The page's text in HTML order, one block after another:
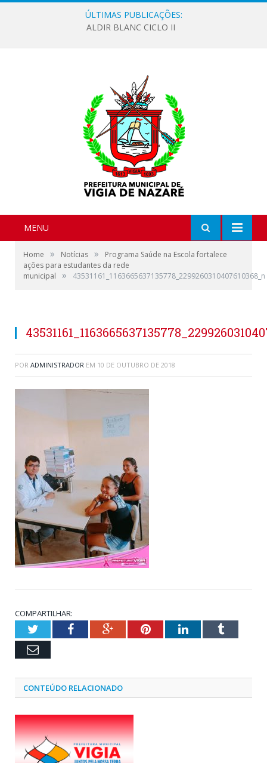
ÚLTIMAS PUBLICAÇÕES:
ALDIR BLANC CICLO II
MENU
Home » Notícias »
Programa Saúde na Escola fortalece
ações para estudantes da rede
municipal
» 43531161_1163665637135778_2299260310407610368_n
POR ADMINISTRADOR EM 10 DE OUTUBRO DE 2018
COMPARTILHAR:
TwitterFacebookGoogle+PinterestLinkedInTumblr
Email
CONTEÚDO RELACIONADO